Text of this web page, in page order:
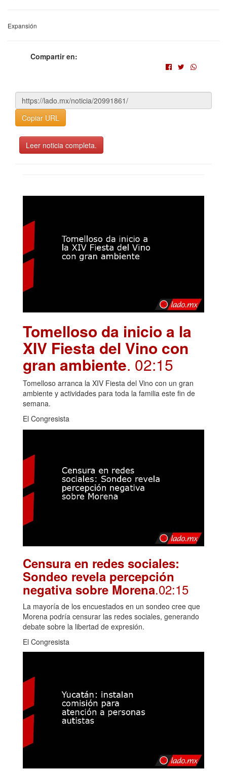
Expansión
Compartir en:
Copiar URL
Leer noticia completa.
Tomelloso da inicio a la
XIV Fiesta del Vino con
gran ambiente. 02:15
Tomelloso arranca la XIV Fiesta del Vino con un gran
ambiente y actividades para toda la familia este fin de
semana.
El Congresista
Censura en redes sociales:
Sondeo revela percepción
negativa sobre Morena.02:15
La mayoría de los encuestados en un sondeo cree que
Morena podría censurar las redes sociales, generando
debate sobre la libertad de expresión.
El Congresista